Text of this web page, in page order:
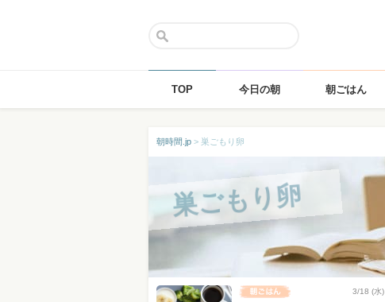
TOP 今日の朝 朝ごはん
朝時間.jp > 巣ごもり卵
巣ごもり卵
3/18 (水)